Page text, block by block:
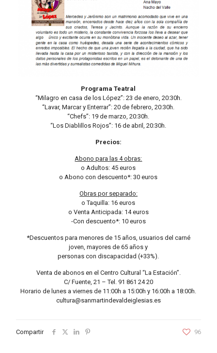
Programa Teatral
“Milagro en casa de los López”: 23 de enero, 20:30h.
“Lavar, Marcar y Enterrar”: 20 de febrero, 20:30h.
“Chefs”: 19 de marzo, 20:30h.
“Los Diablillos Rojos”: 16 de abril, 20:30h.
Precios:
Abono para las 4 obras:
o Adultos: 45 euros
o Abono con descuento*: 30 euros
Obras por separado:
o Taquilla: 16 euros
o Venta Anticipada: 14 euros
-Con descuento*: 10 euros
*Descuentos para menores de 15 años, usuarios del carné
joven, mayores de 65 años y
personas con discapacidad (+33%).
Venta de abonos en el Centro Cultural “La Estación”.
C/ Fuente, 21 – Tel. 91 861 24 20
Horario de lunes a viernes de 11:00h a 15:00h y 16:00h a 18:00h.
cultura@sanmartindevaldeiglesias.es
Compartir 96